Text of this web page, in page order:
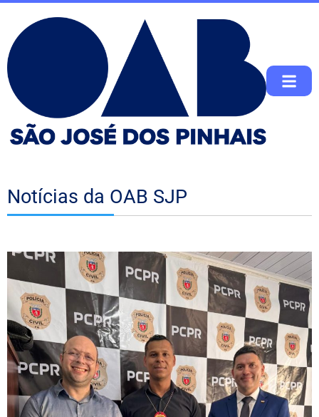
Notícias da OAB SJP